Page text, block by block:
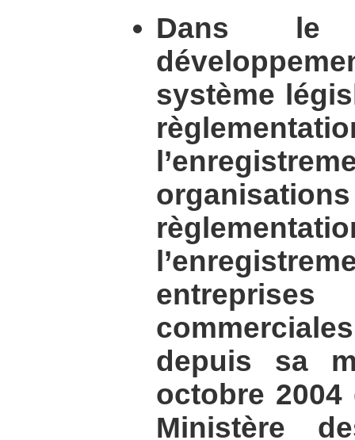
Dans le
système
depuis sa
octobre
Ministère